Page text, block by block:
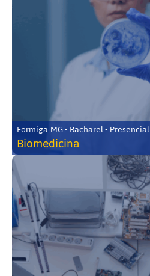
Formiga-MG • Bacharel • Presencial
Biomedicina